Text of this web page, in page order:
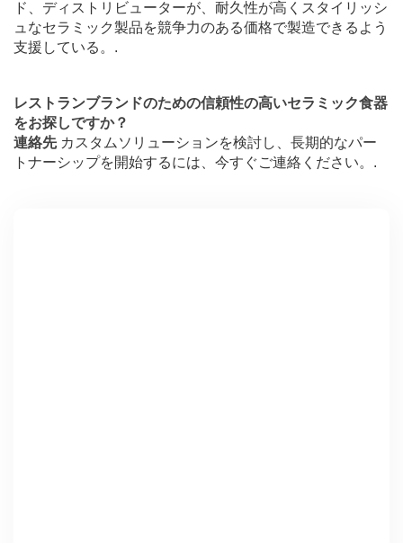
ド、ディストリビューターが、耐久性が高くスタイリッシ
ュなセラミック製品を競争力のある価格で製造できるよう
支援している。.
レストランブランドのための信頼性の高いセラミック食器
をお探しですか？
連絡先カスタムソリューションを検討し、長期的なパー
トナーシップを開始するには、今すぐご連絡ください。.